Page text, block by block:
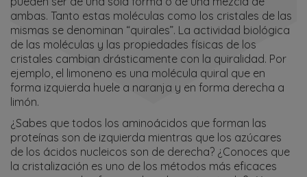
ambas. Tanto estas moléculas como los cristales de las
mismas se denominan “quirales”. La actividad biológica
de las moléculas y las propiedades físicas de los
cristales cambian drásticamente con la quiralidad. Por
ejemplo, el limoneno es una molécula quiral que en
forma izquierda huele a naranja y en forma derecha a
limón.
¿Sabes que todos los aminoácidos que forman las
proteínas son de izquierda mientras que los azúcares
de los ácidos nucleicos son de derecha? ¿Conoces que
la cristalización es uno de los métodos más eficaces